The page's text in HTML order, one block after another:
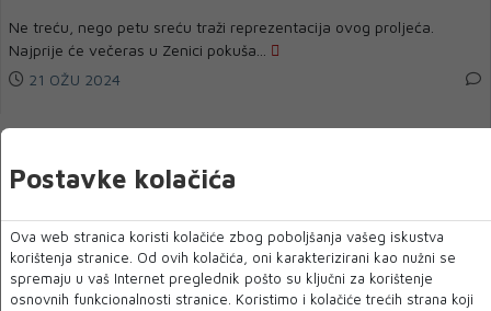
Ne treću, nego petu sreću traži reprezentacija ovog proljeća.
Najprije će večeras u Zenici pokuša...
21 OŽU 2024
Postavke kolačića
Ova web stranica koristi kolačiće zbog poboljšanja vašeg iskustva
korištenja stranice. Od ovih kolačića, oni karakterizirani kao nužni se
spremaju u vaš Internet preglednik pošto su ključni za korištenje
osnovnih funkcionalnosti stranice. Koristimo i kolačiće trećih strana koji